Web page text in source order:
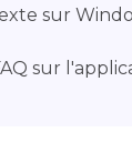
sur
sur